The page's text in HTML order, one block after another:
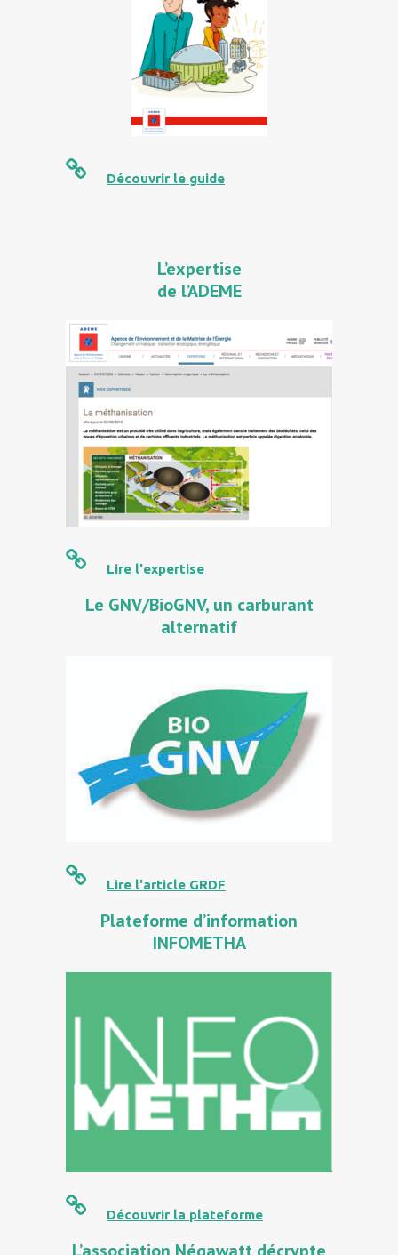
Découvrir le guide
L’expertise
de l’ADEME
Lire l'expertise
Le GNV/BioGNV, un carburant
alternatif
Lire l'article GRDF
Plateforme d’information
INFOMETHA
Découvrir la plateforme